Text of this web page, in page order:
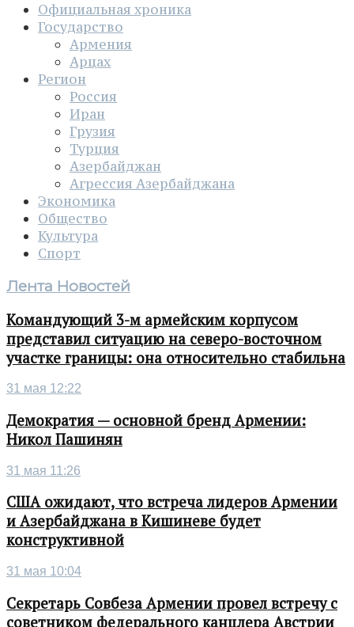
Официальная хроника
Государство
Армения
Арцах
Регион
Россия
Иран
Грузия
Турция
Азербайджан
Агрессия Азербайджана
Экономика
Общество
Культура
Спорт
Лента Новостей
Командующий 3-м армейским корпусом
представил ситуацию на северо-восточном
участке границы: она относительно стабильна
31 мая 12:22
Демократия — основной бренд Армении:
Никол Пашинян
31 мая 11:26
США ожидают, что встреча лидеров Армении
и Азербайджана в Кишиневе будет
конструктивной
31 мая 10:04
Секретарь Совбеза Армении провел встречу с
советником федерального канцлера Австрии